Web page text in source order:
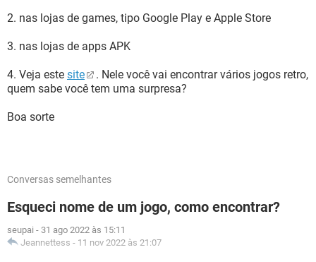
2. nas lojas de games, tipo Google Play e Apple Store
3. nas lojas de apps APK
4. Veja este site
. Nele você vai encontrar vários jogos retro,
quem sabe você tem uma surpresa?
Boa sorte
Conversas semelhantes
Esqueci nome de um jogo, como encontrar?
seupai - 31 ago 2022 às 15:11
Jeannettess - 11 nov 2022 às 21:07